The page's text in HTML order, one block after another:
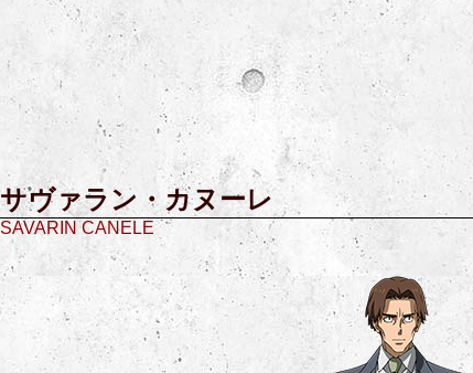
サヴァラン・カヌーレ
SAVARIN CANELE